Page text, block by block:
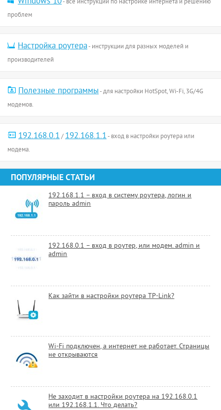
- все инструкции по настройке интернета и решению
проблем
Настройка роутера- инструкции для разных моделей и
производителей
Полезные программы- для настройки HotSpot, Wi-Fi, 3G/4G
модемов.
192.168.0.1/192.168.1.1- вход в настройки роутера или
модема.
ПОПУЛЯРНЫЕ СТАТЬИ
192.168.1.1 – вход в систему роутера, логин и
пароль admin
192.168.0.1 – вход в роутер, или модем. admin и
admin
Как зайти в настройки роутера TP-Link?
Wi-Fi подключен, а интернет не работает. Страницы
не открываются
Не заходит в настройки роутера на 192.168.0.1
или 192.168.1.1. Что делать?